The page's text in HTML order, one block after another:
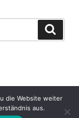
von WordPress
die Website weiter
aus.